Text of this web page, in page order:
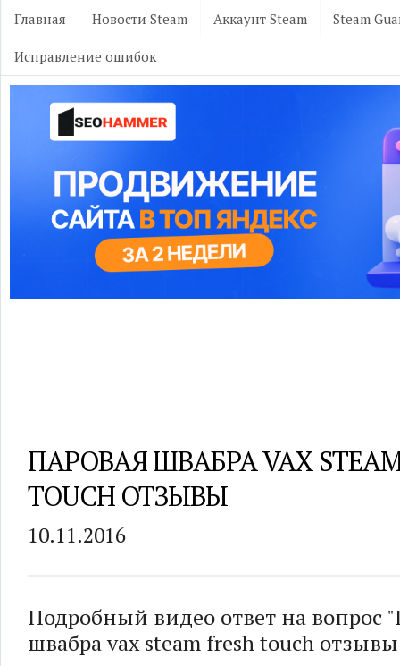
Главная Новости Steam Аккаунт Steam Steam
Исправление ошибок
ПАРОВАЯ ШВАБРА VAX STEAM
TOUCH ОТЗЫВЫ
10.11.2016
Подробный видео ответ на вопрос
швабра vax steam fresh touch